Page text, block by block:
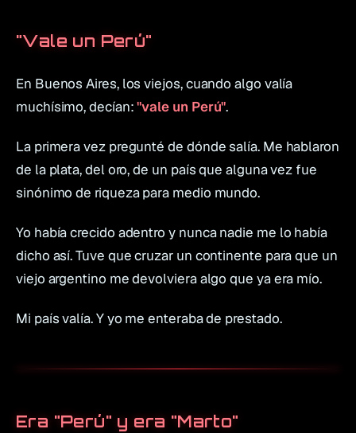
"Vale un Perú"
En Buenos Aires, los viejos, cuando algo valía
muchísimo, decían:"vale un Perú".
La primera vez pregunté de dónde salía. Me hablaron
de la plata, del oro, de un país que alguna vez fue
sinónimo de riqueza para medio mundo.
Yo había crecido adentro y nunca nadie me lo había
dicho así. Tuve que cruzar un continente para que un
viejo argentino me devolviera algo que ya era mío.
Mi país valía. Y yo me enteraba de prestado.
Era "Perú" y era "Marto"